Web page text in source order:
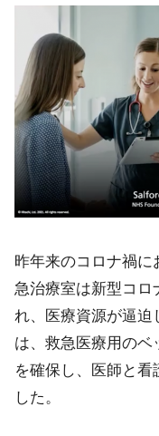
昨年来のコロナ禍
急治療室は新型コロ
れ、医療資源が逼迫
は、救急医療用の
を確保し、医師と看
した。